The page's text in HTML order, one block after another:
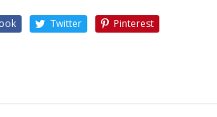
Twitter Pinterest